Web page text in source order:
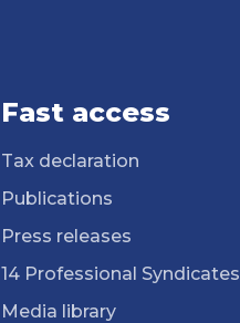
Fast access
Tax declaration
Publications
Press releases
14 Professional Syndicates
Media library